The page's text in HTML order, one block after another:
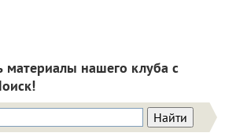
материалы нашего клуба с